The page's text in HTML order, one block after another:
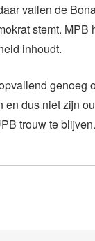
vallen de
stemt.
inhoudt.
genoeg
dus niet zijn
trouw te blijven.